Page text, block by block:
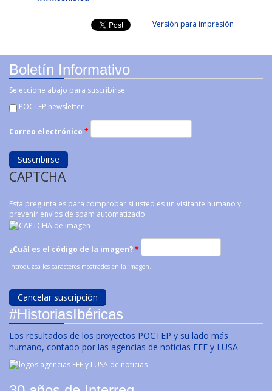
Versión para impresión
Boletín Informativo
Seleccione abajo para suscribirse
POCTEP newsletter
Correo electrónico *
CAPTCHA
Esta pregunta es para comprobar si usted es un visitante humano y
prevenir envíos de spam automatizado.
¿Cuál es el código de la imagen?*
Introduzca los caracteres mostrados en la imagen.
#HistoriasIbéricas
Los resultados de los proyectos POCTEP y su lado más
humano, contado por las agencias de noticias EFE y LUSA